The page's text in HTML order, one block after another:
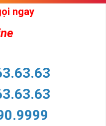
ta lựa chọn, dựa vào những
định quan trọng.
ngay